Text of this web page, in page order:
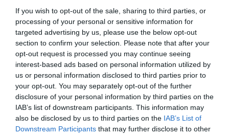
If you wish to opt-out of the sale, sharing to third parties, or
processing of your personal or sensitive information for
targeted advertising by us, please use the below opt-out
section to confirm your selection. Please note that after your
opt-out request is processed you may continue seeing
interest-based ads based on personal information utilized by
us or personal information disclosed to third parties prior to
your opt-out. You may separately opt-out of the further
disclosure of your personal information by third parties on the
IAB’s list of downstream participants. This information may
also be disclosed by us to third parties on the IAB’s List of
Downstream Participants that may further disclose it to other